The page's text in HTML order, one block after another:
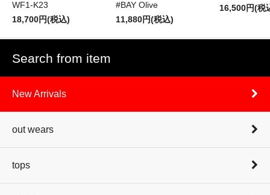
WF1-K23
18,700円(税込)
#BAY Olive
11,880円(税込)
16,500円(税
Search from item
New Arrivals
out wears
tops